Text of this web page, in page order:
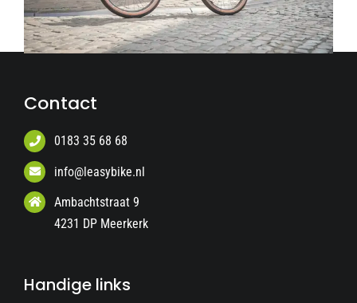
Contact
0183 35 68 68
info@leasybike.nl
Ambachtstraat 9
4231 DP Meerkerk
Handige links